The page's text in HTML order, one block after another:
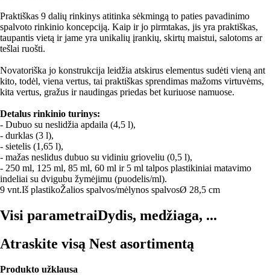
Praktiškas 9 dalių rinkinys atitinka sėkmingą to paties pavadinimo
spalvoto rinkinio koncepciją. Kaip ir jo pirmtakas, jis yra praktiškas,
taupantis vietą ir jame yra unikalių įrankių, skirtų maistui, salotoms ar
tešlai ruošti.
Novatoriška jo konstrukcija leidžia atskirus elementus sudėti vieną ant
kito, todėl, viena vertus, tai praktiškas sprendimas mažoms virtuvėms,
kita vertus, gražus ir naudingas priedas bet kuriuose namuose.
Detalus rinkinio turinys:
- Dubuo su neslidžia apdaila (4,5 l),
- durklas (3 l),
- sietelis (1,65 l),
- mažas neslidus dubuo su vidiniu grioveliu (0,5 l),
- 250 ml, 125 ml, 85 ml, 60 ml ir 5 ml talpos plastikiniai matavimo
indeliai su dvigubu žymėjimu (puodelis/ml).
9 vnt.Iš plastikoŽalios spalvos/mėlynos spalvosØ 28,5 cm
Visi parametraiDydis, medžiaga, ...
Atraskite visą Nest asortimentą
Produkto užklausa